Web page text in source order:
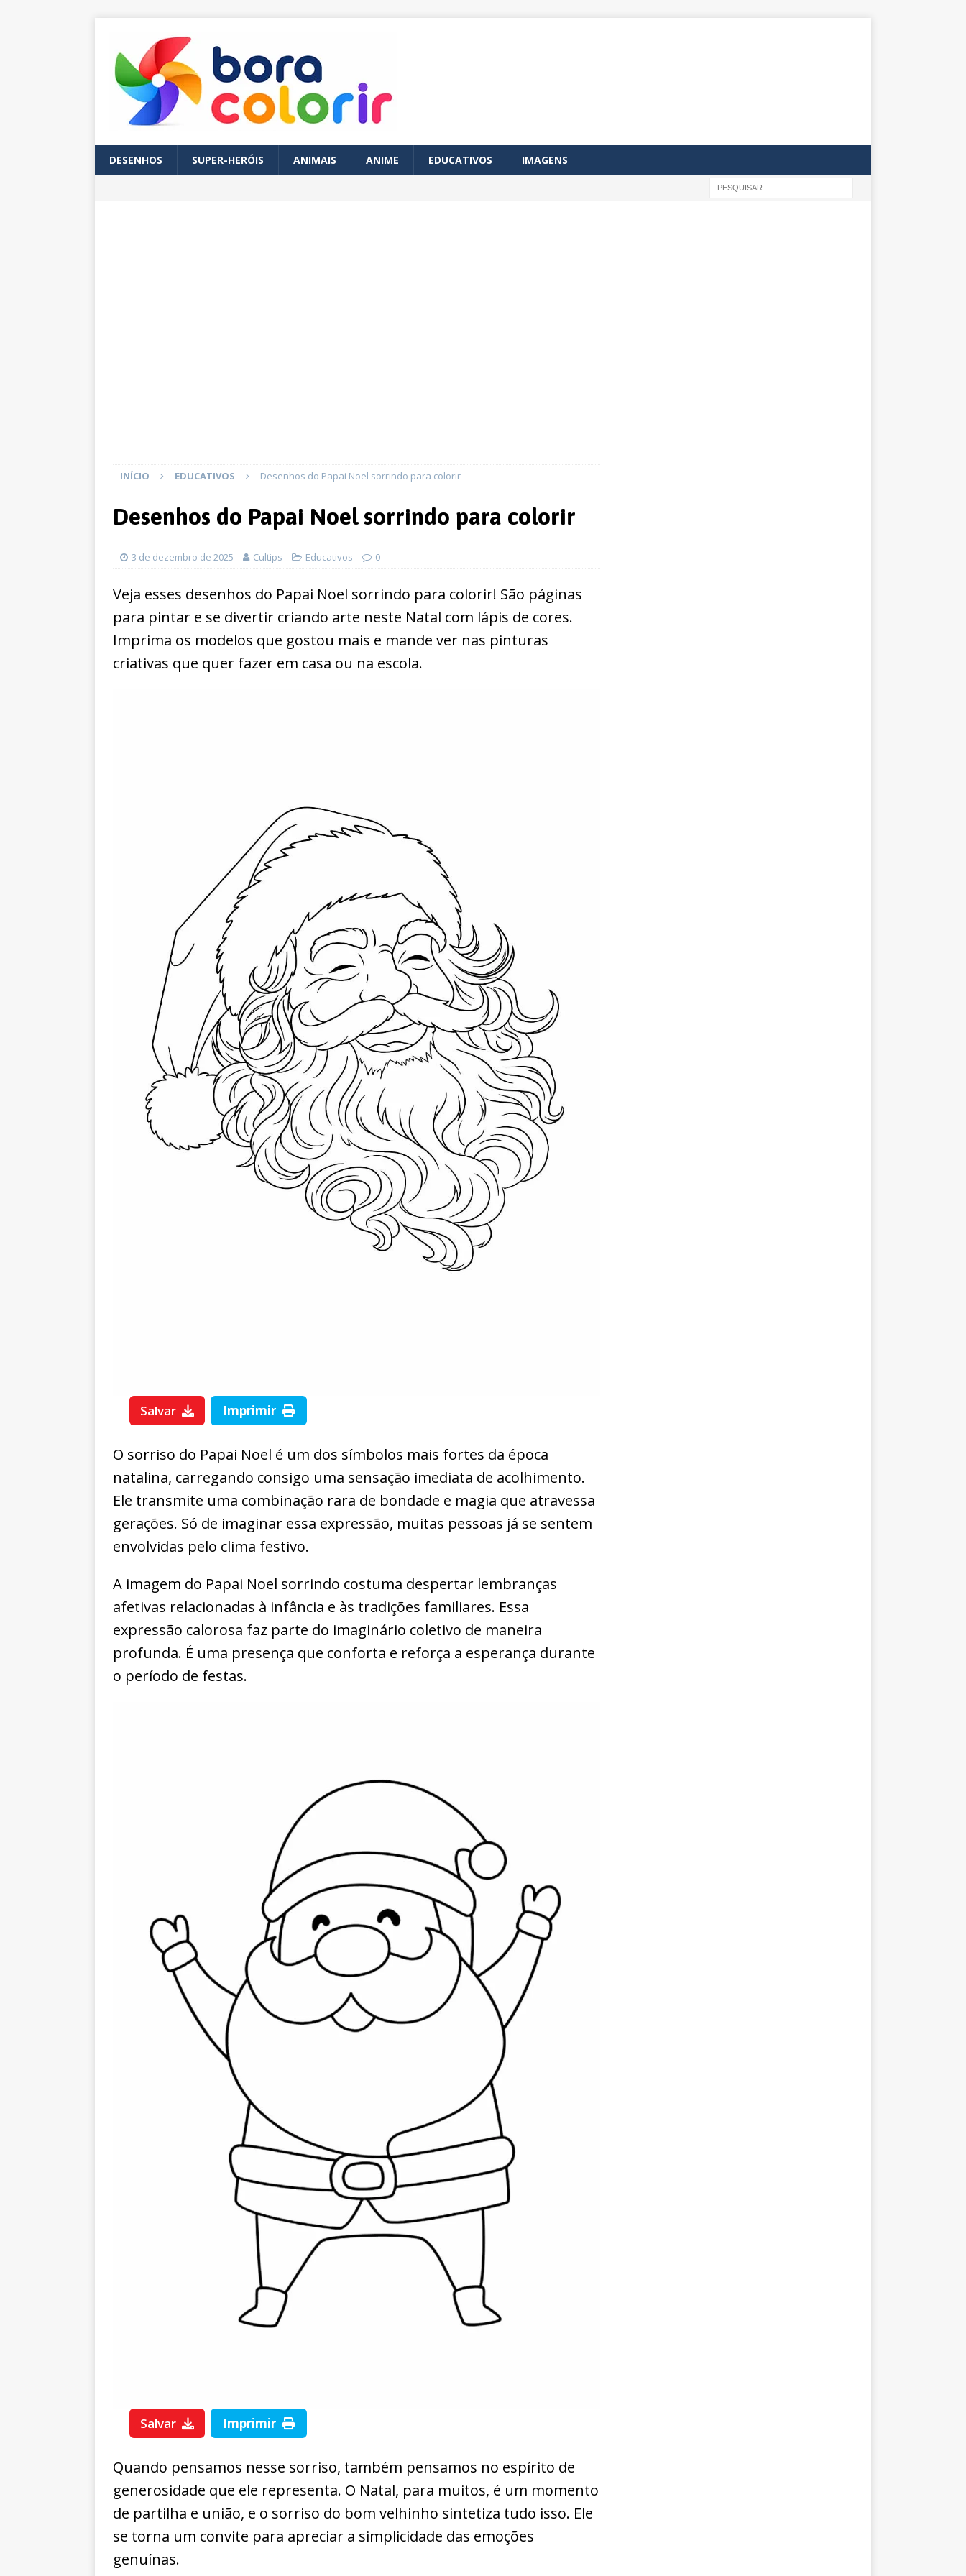
DESENHOS SUPER-HERÓIS ANIMAIS ANIME EDUCATIVOS IMAGENS
INÍCIO EDUCATIVOS Desenhos do Papai Noel sorrindo para colorir
Desenhos do Papai Noel sorrindo para colorir
3 de dezembro de 2025 Cultips Educativos 0
Veja esses desenhos do Papai Noel sorrindo para colorir! São páginas
para pintar e se divertir criando arte neste Natal com lápis de cores.
Imprima os modelos que gostou mais e mande ver nas pinturas
criativas que quer fazer em casa ou na escola.
Salvar Imprimir
O sorriso do Papai Noel é um dos símbolos mais fortes da época
natalina, carregando consigo uma sensação imediata de acolhimento.
Ele transmite uma combinação rara de bondade e magia que atravessa
gerações. Só de imaginar essa expressão, muitas pessoas já se sentem
envolvidas pelo clima festivo.
A imagem do Papai Noel sorrindo costuma despertar lembranças
afetivas relacionadas à infância e às tradições familiares. Essa
expressão calorosa faz parte do imaginário coletivo de maneira
profunda. É uma presença que conforta e reforça a esperança durante
o período de festas.
Salvar Imprimir
Quando pensamos nesse sorriso, também pensamos no espírito de
generosidade que ele representa. O Natal, para muitos, é um momento
de partilha e união, e o sorriso do bom velhinho sintetiza tudo isso. Ele
se torna um convite para apreciar a simplicidade das emoções
genuínas.